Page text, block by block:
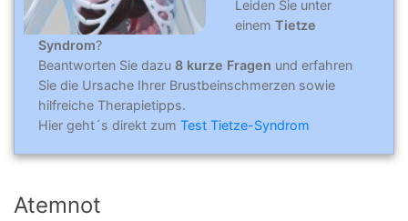
Leiden Sie unter
einem Tietze
Syndrom?
Beantworten Sie dazu 8 kurze Fragen und erfahren
Sie die Ursache Ihrer Brustbeinschmerzen sowie
hilfreiche Therapietipps.
Hier geht´s direkt zum Test Tietze-Syndrom
Atemnot